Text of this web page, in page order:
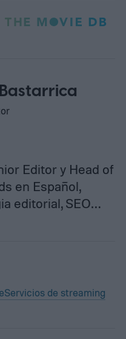
Editor y Head of
en Español,
editorial, SEO…
Servicios de streaming